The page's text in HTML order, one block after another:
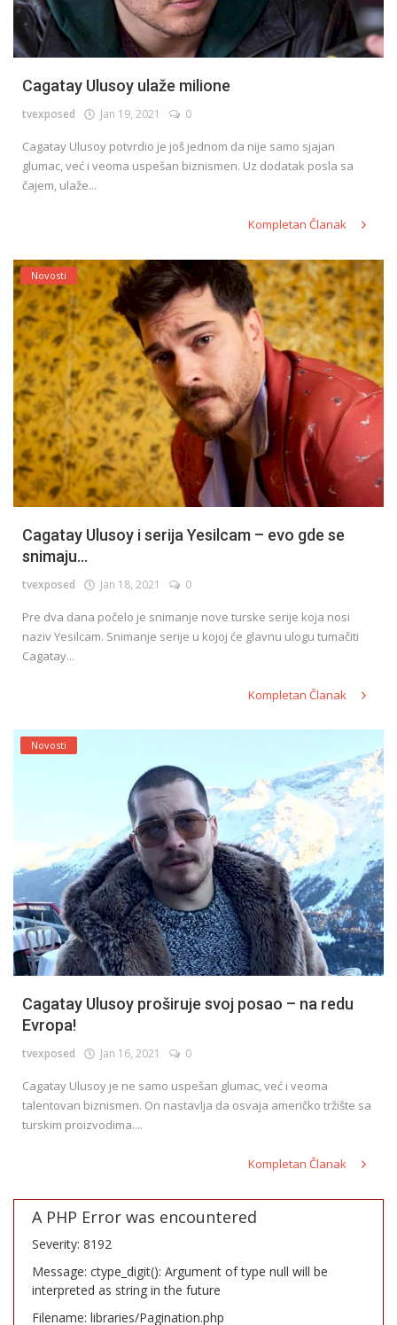
Cagatay Ulusoy ulaže milione
tvexposed Jan 19, 2021 0
Cagatay Ulusoy potvrdio je još jednom da nije samo sjajan
glumac, već i veoma uspešan biznismen. Uz dodatak posla sa
čajem, ulaže...
Kompletan Članak
Novosti
Cagatay Ulusoy i serija Yesilcam – evo gde se
snimaju...
tvexposed Jan 18, 2021 0
Pre dva dana počelo je snimanje nove turske serije koja nosi
naziv Yesilcam. Snimanje serije u kojoj će glavnu ulogu tumačiti
Cagatay...
Kompletan Članak
Novosti
Cagatay Ulusoy proširuje svoj posao – na redu
Evropa!
tvexposed Jan 16, 2021 0
Cagatay Ulusoy je ne samo uspešan glumac, već i veoma
talentovan biznismen. On nastavlja da osvaja američko tržište sa
turskim proizvodima....
Kompletan Članak
A PHP Error was encountered
Severity: 8192
Message: ctype_digit(): Argument of type null will be
interpreted as string in the future
Filename: libraries/Pagination.php